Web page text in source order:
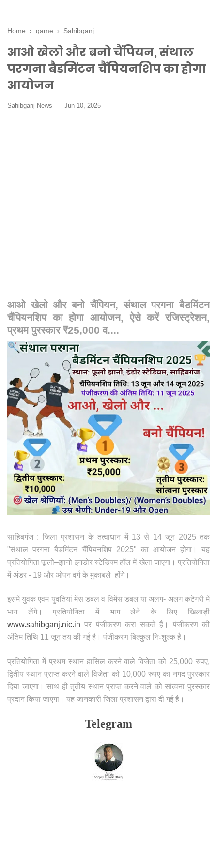
Home › game › Sahibganj
आओ खेलो और बनो चैंपियन, संथाल
परगना बैडमिंटन चैंपियनशिप का होगा
आयोजन
Sahibganj News Jun 10, 2025
आओ खेलो और बनो चैंपियन, संथाल परगना बैडमिंटन
चैंपियनशिप का होगा आयोजन, ऐसे करें रजिस्ट्रेशन,
प्रथम पुरस्कार ₹25,000 व....
साहिबगंज : जिला प्रशासन के तत्वाधान में 13 से 14 जून 2025 तक
"संथाल परगना बैडमिंटन चैंपियनशिप 2025" का आयोजन होगा। यह
प्रतियोगिता फूलो–झानो इनडोर स्टेडियम हॉल में खेला जाएगा। प्रतियोगिता
में अंडर - 19 और ओपन वर्ग के मुकाबले होंगे।
इसमें युवक एवम युवतियां मेंस डबल व विमेंस डबल या अलग- अलग कटेगरी में
भाग लेंगे। प्रतियोगिता में भाग लेने के लिए खिलाड़ी
www.sahibganj.nic.in पर पंजीकरण करा सकते हैं। पंजीकरण की
अंतिम तिथि 11 जून तय की गई है। पंजीकरण बिल्कुल निःशुल्क है।
प्रतियोगिता में प्रथम स्थान हासिल करने वाले विजेता को 25,000 रुपए,
द्वितीय स्थान प्राप्त करने वाले विजेता को 10,000 रुपए का नगद पुरस्कार
दिया जाएगा। साथ ही तृतीय स्थान प्राप्त करने वाले को सांत्वना पुरस्कार
प्रदान किया जाएगा। यह जानकारी जिला प्रशासन द्वारा दी गई है।
Telegram